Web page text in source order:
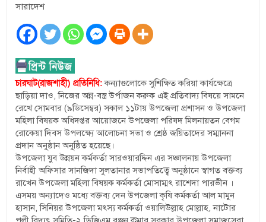
সারাদেশ
চারঘাট(রাজশাহী) প্রতিনিধি: কন্যাগুলোকে সুশিক্ষিত করিয়া কার্যক্ষেত্রে
ছাড়িয়া দাও, নিজের অন্ন-বস্ত্র উর্পাজন করুক এই প্রতিবাদ্য বিষয়ে সামনে
রেখে সোমবার (৯ডিসেম্বর) সকাল ১১টায় উপজেলা প্রশাসন ও উপজেলা
মহিলা বিষয়ক অধিদপ্তর আয়োজনে উপজেলা পরিষদ মিলনায়তন বেগম
রোকেয়া দিবস উপলক্ষ্যে আলোচনা সভা ও শ্রেষ্ঠ জয়িতাদের সম্মাননা
প্রদান অনুষ্ঠান অনুষ্ঠিত হয়েছে।
উপজেলা যুব উন্নয়ন কর্মকর্তা সারওয়ারদ্দিন এর সঞ্চালনায় উপজেলা
নির্বাহী অফিসার সানজিদা সুলতানার সভাপতিত্বে অনুষ্ঠানে স্বাগত বক্তব্য
রাখেন উপজেলা মহিলা বিষয়ক কর্মকর্তা মোসাম্মৎ রাশেদা পারভীন ।
এসময় অন্যাদেও মধ্যে বক্তব্য দেন উপজেলা কৃষি কর্মকর্তা আল মামুন
হাসান, সিনিয়র উপজেলা মৎস্য কর্মকর্তা ওয়ালিউল্লাহ মোল্লাহ, নাটোর